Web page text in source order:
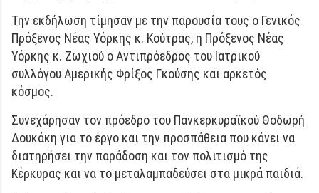
Την εκδήλωση τίμησαν με την παρουσία τους ο Γενικός
Πρόξενος Νέας Υόρκης κ. Κούτρας, η Πρόξενος Νέας
Υόρκης κ. Ζωχιού ο Αντιπρόεδρος του Ιατρικού
συλλόγου Αμερικής Φρίξος Γκούσης και αρκετός
κόσμος.
Συνεχάρησαν τον πρόεδρο του Πανκερκυραϊκού Θοδωρή
Δουκάκη για το έργο και την προσπάθεια που κάνει να
διατηρήσει την παράδοση και τον πολιτισμό της
Κέρκυρας και να το μεταλαμπαδεύσει στα μικρά παιδιά.